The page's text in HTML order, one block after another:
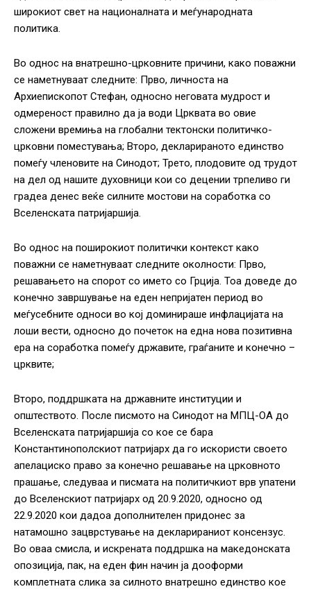
широкиот свет на националната и меѓународната
политика.
Во однос на внатрешно-црковните причини, како поважни
се наметнуваат следните: Прво, личноста на
Архиепископот Стефан, односно неговата мудрост и
одмереност правилно да ја води Црквата во овие
сложени времиња на глобални тектонски политичко-
црковни поместувања; Второ, декларираното единство
помеѓу членовите на Синодот; Трето, плодовите од трудот
на дел од нашите духовници кои со децении трпеливо ги
градеа денес веќе силните мостови на соработка со
Вселенската патријаршија.
Во однос на поширокиот политички контекст како
поважни се наметнуваат следните околности: Прво,
решавањето на спорот со името со Грција. Тоа доведе до
конечно завршување на еден непријатен период во
меѓусебните односи во кој доминираше инфлацијата на
лоши вести, односно до почеток на една нова позитивна
ера на соработка помеѓу државите, граѓаните и конечно –
црквите;
Второ, поддршката на државните институции и
општеството. После писмото на Синодот на МПЦ-ОА до
Вселенската патријаршија со кое се бара
Константинополскиот патријарх да го искористи своето
апелациско право за конечно решавање на црковното
прашање, следуваа и писмата на политичкиот врв упатени
до Вселенскиот патријарх од 20.9.2020, односно од
22.9.2020 кои дадоа дополнителен придонес за
натамошно зацврстување на декларираниот консензус.
Во оваа смисла, и искрената поддршка на македонската
опозиција, пак, на еден фин начин ја дооформи
комплетната слика за силното внатрешно единство кое